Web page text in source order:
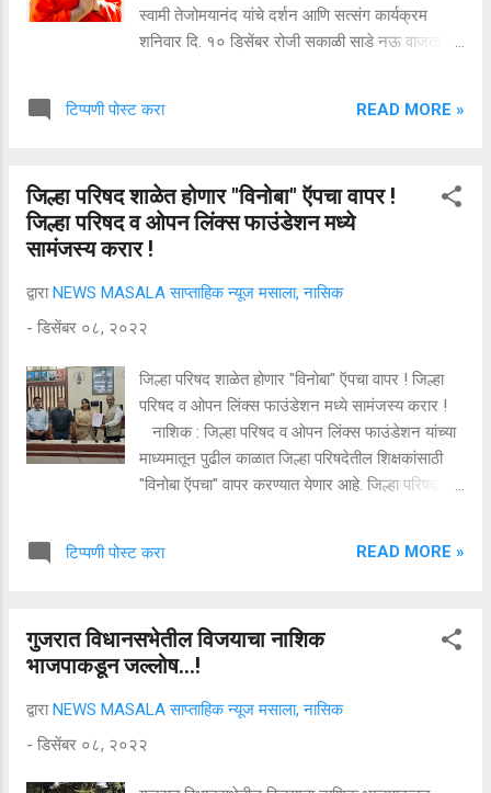
स्वामी तेजोमयानंद यांचे दर्शन आणि सत्संग कार्यक्रम
शनिवार दि. १० डिसेंबर रोजी सकाळी साडे नऊ वाजता
आवाहन अश्रामातर्फे करण्यात आले आहे. स्वामी
मिशनचे प्रमुख आहेत. त्यांना २०१६ मध्ये देशातील तिसरा
सर्वोच्च नागरी सन्मान पद्मभूषण देवून भारत सरकारने
गौरविले आहे. ते कोईमतूर येथील चिन्मय सेंटर ऑफ वर्ल्ड
प्रमुख आहेत. याबरोबरच त्यांनी वेदांत तत्वज्ञानावर शंभरावर
पुस्तके लिहिली आहेत. बऱ्याच काळानंतर तेजोमयानंद यांचे
राहून लाभ घ्यावा असे आवाहन चिन्मय मिशनच्या वतीने
करण्यात आले आहे.
टिप्पणी पोस्ट करा READ MORE »
जिल्हा परिषद शाळेत होणार "विनोबा" ऍपचा वापर !
जिल्हा परिषद व ओपन लिंक्स फाउंडेशन मध्ये
सामंजस्य करार !
द्वाराNEWS MASALA साप्ताहिक न्यूज मसाला, नासिक
- डिसेंबर ०८, २०२२
जिल्हा परिषद शाळेत होणार "विनोबा" ऍपचा वापर ! जिल्हा
परिषद व ओपन लिंक्स फाउंडेशन मध्ये सामंजस्य करार !
नाशिक : जिल्हा परिषद व ओपन लिंक्स फाउंडेशन यांच्या
माध्यमातून पुढील काळात जिल्हा परिषदेतील शिक्षकांसाठी
"विनोबा ऍपचा" वापर करण्यात येणार आहे. जिल्हा परिषद
माहितीचे संकलन हे विनोबा नावाच्या ऍप मध्ये करण्यात येणार
अतिरिक्त मुख्य कार्यकारी अधिकारी डॉ. अर्जुन गुंडे,
उपमुख्य कार्यकारी अधिकारी रवींद्र परदेशी यांच्या
आचार्य विनोबा भावे शिक्षक सहायक ऍप शिक्षणाच्या
अनुभव बाबतीत शाळेतील ९०% विद्यार्थ्यांवर त्यांच्या
टिप्पणी पोस्ट करा READ MORE »
गुजरात विधानसभेतील विजयाचा नाशिक
भाजपाकडून जल्लोष...!
द्वाराNEWS MASALA साप्ताहिक न्यूज मसाला, नासिक
- डिसेंबर ०८, २०२२